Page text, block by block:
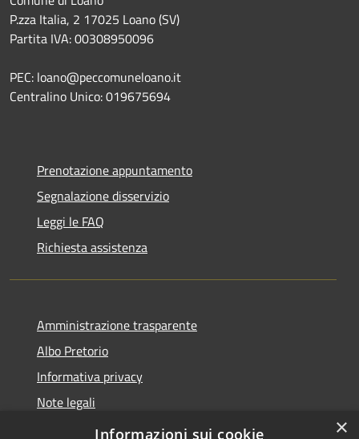
P.zza Italia, 2 17025 Loano (SV)
Partita IVA: 00308950096
PEC: loano@peccomuneloano.it
Centralino Unico: 019675694
Prenotazione appuntamento
Segnalazione disservizio
Leggi le FAQ
Richiesta assistenza
Amministrazione trasparente
Albo Pretorio
Informativa privacy
Note legali
Dichiarazione di accessibilità
×
Informazioni sui cookie